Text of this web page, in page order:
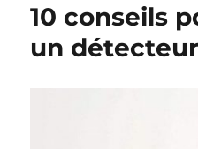
10 conseils
un